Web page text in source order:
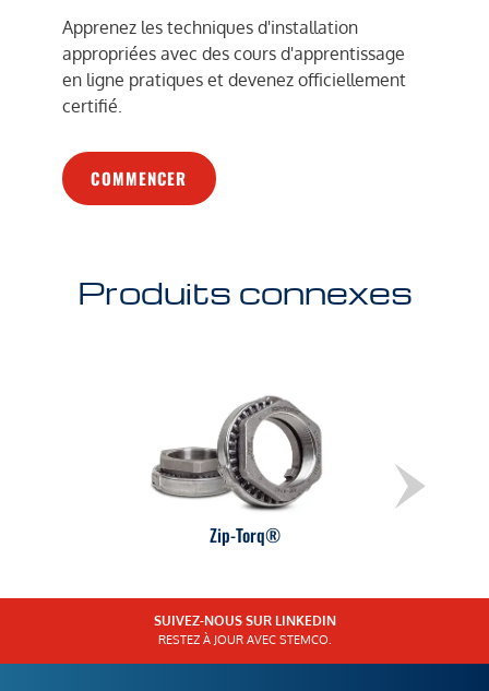
Apprenez les techniques d'installation
appropriées avec des cours d'apprentissage
en ligne pratiques et devenez officiellement
certifié.
COMMENCER
Produits connexes
Zip-Torq®
SUIVEZ-NOUS SUR LINKEDIN
RESTEZ À JOUR AVEC STEMCO.